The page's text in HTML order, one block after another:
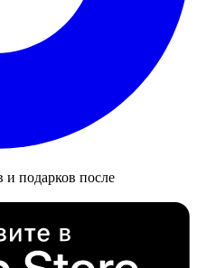
подарков после